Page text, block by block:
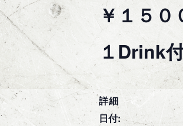
￥１５０
１Drink
詳細
日付: